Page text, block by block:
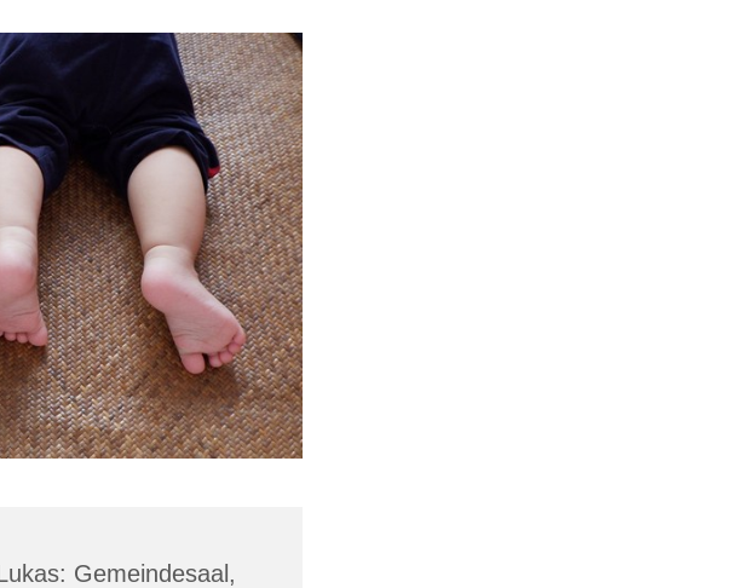
Gemeindesaal,